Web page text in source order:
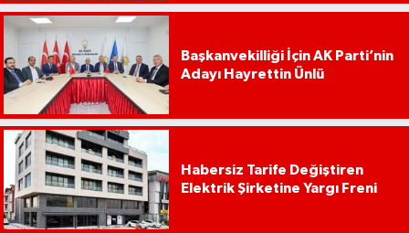
Başkanvekilliği İçin AK Parti’nin
Adayı Hayrettin Ünlü
Habersiz Tarife Değiştiren
Elektrik Şirketine Yargı Freni